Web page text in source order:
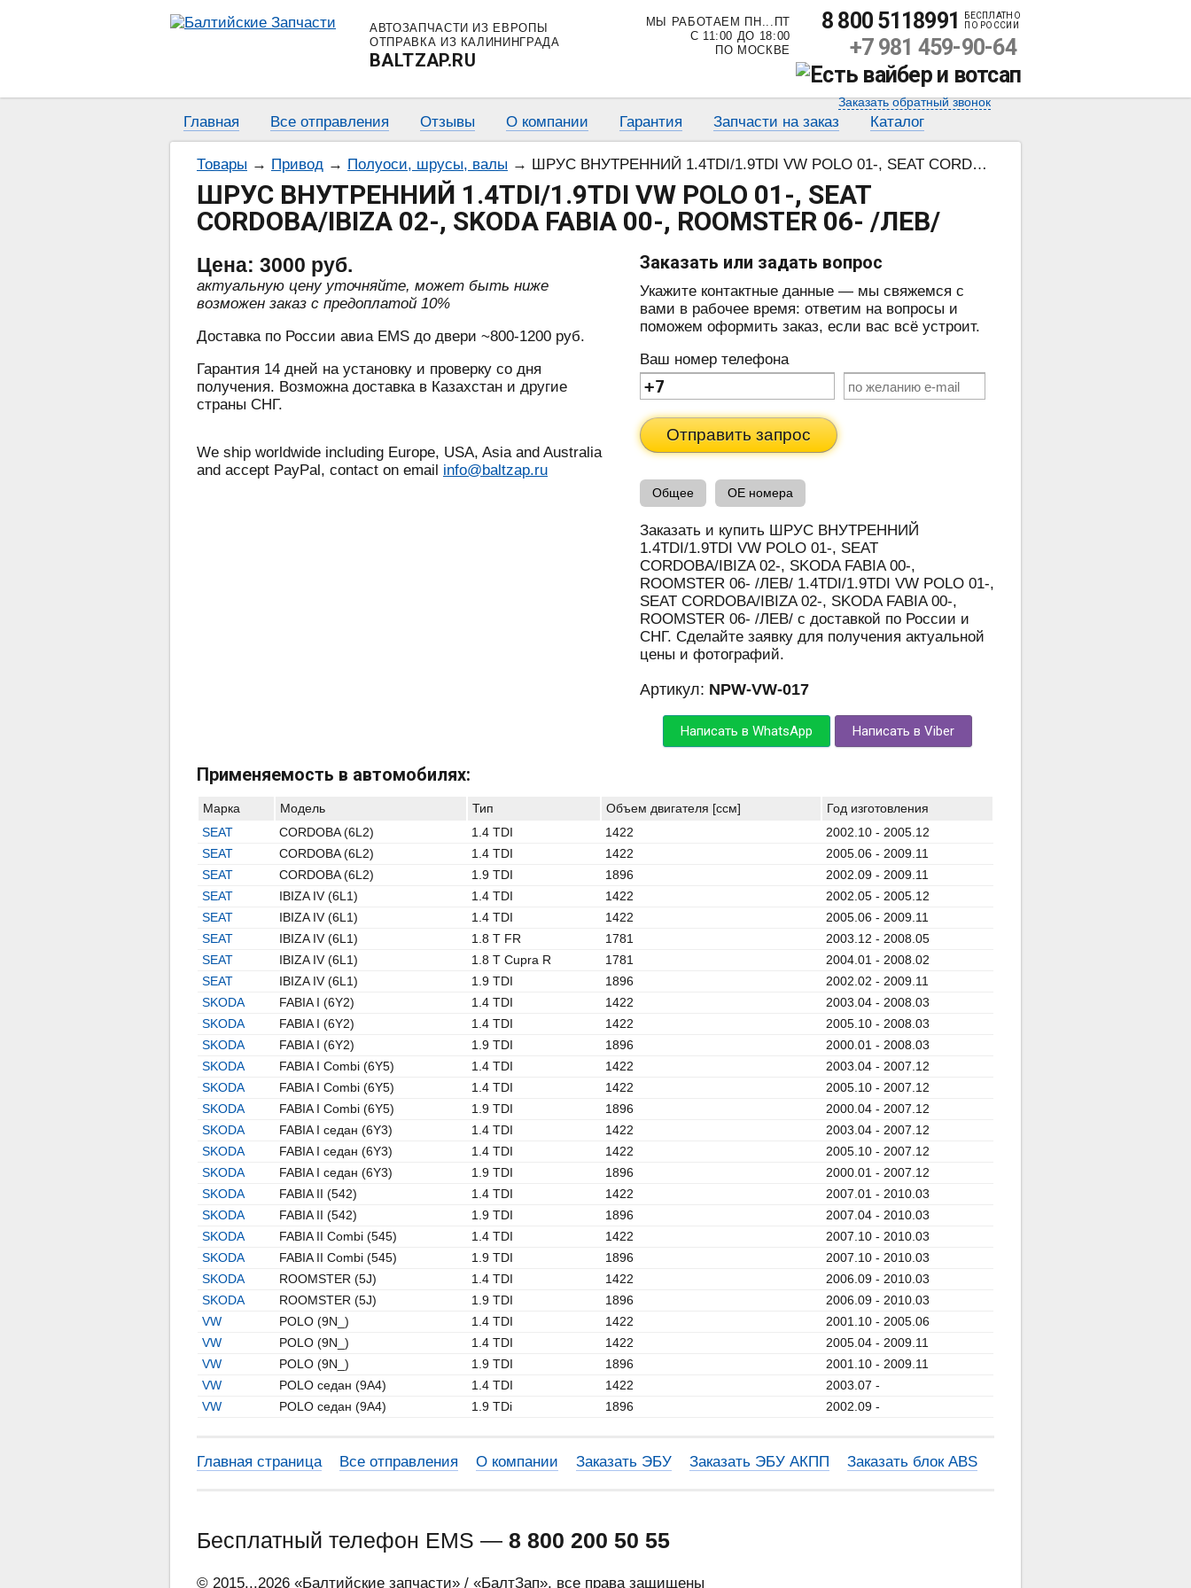
АВТОЗАПЧАСТИ ИЗ ЕВРОПЫ
ОТПРАВКА ИЗ КАЛИНИНГРАДА
BALTZAP.RU
МЫ РАБОТАЕМ ПН...ПТ
С 11:00 ДО 18:00
ПО МОСКВЕ
8 800 5118991
БЕСПЛАТНО
ПО РОССИИ
+7 981 459-90-64
Заказать обратный звонок
Главная Все отправления Отзывы О компании Гарантия Запчасти на заказ Каталог
Товары → Привод → Полуоси, шрусы, валы → ШРУС ВНУТРЕННИЙ 1.4TDI/1.9TDI VW POLO 01-, SEAT CORDOBA/IBIZA 02-, SKODA FABIA 00-, ROOMSTER 06- /ЛЕВ/
ШРУС ВНУТРЕННИЙ 1.4TDI/1.9TDI VW POLO 01-, SEAT
CORDOBA/IBIZA 02-, SKODA FABIA 00-, ROOMSTER 06- /ЛЕВ/
Цена: 3000 руб.
актуальную цену уточняйте, может быть ниже
возможен заказ с предоплатой 10%
Доставка по России авиа EMS до двери ~800-1200 руб.
Гарантия 14 дней на установку и проверку со дня
получения. Возможна доставка в Казахстан и другие
страны СНГ.
We ship worldwide including Europe, USA, Asia and Australia
and accept PayPal, contact on email info@baltzap.ru
Заказать или задать вопрос
Укажите контактные данные — мы свяжемся с
вами в рабочее время: ответим на вопросы и
поможем оформить заказ, если вас всё устроит.
Ваш номер телефона
Отправить запрос
Общее OE номера
Заказать и купить ШРУС ВНУТРЕННИЙ
1.4TDI/1.9TDI VW POLO 01-, SEAT
CORDOBA/IBIZA 02-, SKODA FABIA 00-,
ROOMSTER 06- /ЛЕВ/ 1.4TDI/1.9TDI VW POLO 01-,
SEAT CORDOBA/IBIZA 02-, SKODA FABIA 00-,
ROOMSTER 06- /ЛЕВ/ с доставкой по России и
СНГ. Сделайте заявку для получения актуальной
цены и фотографий.
Артикул: NPW-VW-017
Написать в WhatsApp Написать в Viber
Применяемость в автомобилях:
Марка Модель Тип Объем двигателя [ccм]
Год изготовления
SEAT
CORDOBA (6L2) 1.4 TDI 1422
2002.10 - 2005.12
SEAT
CORDOBA (6L2) 1.4 TDI 1422
2005.06 - 2009.11
SEAT
CORDOBA (6L2) 1.9 TDI 1896
2002.09 - 2009.11
SEAT
IBIZA IV (6L1) 1.4 TDI 1422
2002.05 - 2005.12
SEAT
IBIZA IV (6L1) 1.4 TDI 1422
2005.06 - 2009.11
SEAT
IBIZA IV (6L1) 1.8 T FR 1781
2003.12 - 2008.05
SEAT
IBIZA IV (6L1) 1.8 T Cupra R 1781
2004.01 - 2008.02
SEAT
IBIZA IV (6L1) 1.9 TDI 1896
2002.02 - 2009.11
SKODA
FABIA I (6Y2) 1.4 TDI 1422
2003.04 - 2008.03
SKODA
FABIA I (6Y2) 1.4 TDI 1422
2005.10 - 2008.03
SKODA
FABIA I (6Y2) 1.9 TDI 1896
2000.01 - 2008.03
SKODA
FABIA I Combi (6Y5) 1.4 TDI 1422
2003.04 - 2007.12
SKODA
FABIA I Combi (6Y5) 1.4 TDI 1422
2005.10 - 2007.12
SKODA
FABIA I Combi (6Y5) 1.9 TDI 1896
2000.04 - 2007.12
SKODA
FABIA I седан (6Y3) 1.4 TDI 1422
2003.04 - 2007.12
SKODA
FABIA I седан (6Y3) 1.4 TDI 1422
2005.10 - 2007.12
SKODA
FABIA I седан (6Y3) 1.9 TDI 1896
2000.01 - 2007.12
SKODA
FABIA II (542) 1.4 TDI 1422
2007.01 - 2010.03
SKODA
FABIA II (542) 1.9 TDI 1896
2007.04 - 2010.03
SKODA
FABIA II Combi (545) 1.4 TDI 1422
2007.10 - 2010.03
SKODA
FABIA II Combi (545) 1.9 TDI 1896
2007.10 - 2010.03
SKODA
ROOMSTER (5J) 1.4 TDI 1422
2006.09 - 2010.03
SKODA
ROOMSTER (5J) 1.9 TDI 1896
2006.09 - 2010.03
VW
POLO (9N_) 1.4 TDI 1422
2001.10 - 2005.06
VW
POLO (9N_) 1.4 TDI 1422
2005.04 - 2009.11
VW
POLO (9N_) 1.9 TDI 1896
2001.10 - 2009.11
VW
POLO седан (9A4) 1.4 TDI 1422
2003.07 -
VW
POLO седан (9A4) 1.9 TDi 1896 2002.09 -
Главная страница Все отправления О компании Заказать ЭБУ Заказать ЭБУ АКПП Заказать блок ABS
Бесплатный телефон EMS — 8 800 200 50 55
© 2015...2026 «Балтийские запчасти» / «БалтЗап», все права защищены